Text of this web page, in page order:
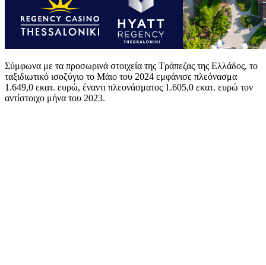
Σύμφωνα με τα προσωρινά στοιχεία της Τράπεζας της Ελλάδος, το
ταξιδιωτικό ισοζύγιο το Μάιο του 2024 εμφάνισε πλεόνασμα
1.649,0 εκατ. ευρώ, έναντι πλεονάσματος 1.605,0 εκατ. ευρώ τον
αντίστοιχο μήνα του 2023.